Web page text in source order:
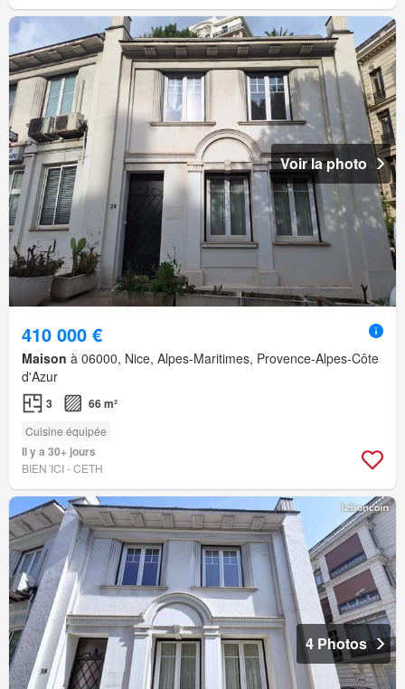
Voir la photo
410 000 €
Maison à 06000, Nice, Alpes-Maritimes, Provence-Alpes-Côte
d'Azur
3 66 m²
Cuisine équipée
Il y a 30+ jours
BIEN´ICI - CETH
4 Photos